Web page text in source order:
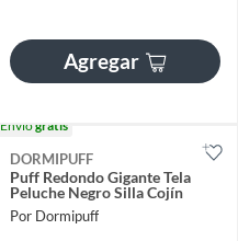
Agregar
Envíogratis
DORMIPUFF
Puff Redondo Gigante Tela
Peluche Negro Silla Cojín
Por Dormipuff